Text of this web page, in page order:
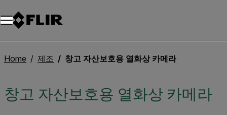
Home 제조 창고 자산보호용 열화상 카메라
창고 자산보호용 열화상 카메라